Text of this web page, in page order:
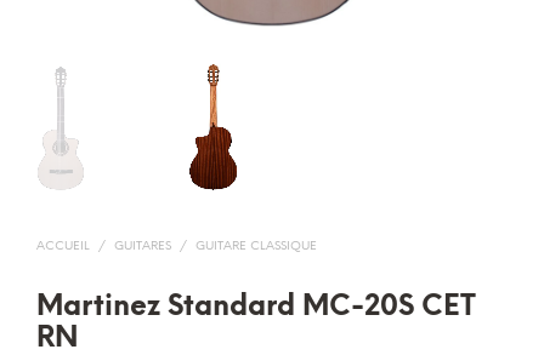
ACCUEIL / GUITARES / GUITARE CLASSIQUE
Martinez Standard MC-20S CET
RN